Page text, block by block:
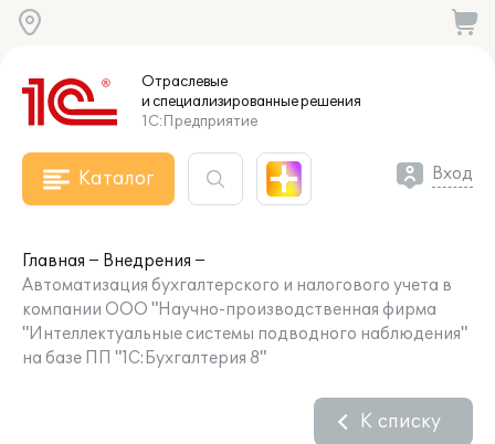
Отраслевые
и специализированныерешения
1С:Предприятие
Каталог Вход
Главная
Внедрения
Автоматизация бухгалтерского и налогового учета в
компании ООО "Научно-производственная фирма
"Интеллектуальные системы подводного наблюдения"
на базе ПП "1С:Бухгалтерия 8"
К списку